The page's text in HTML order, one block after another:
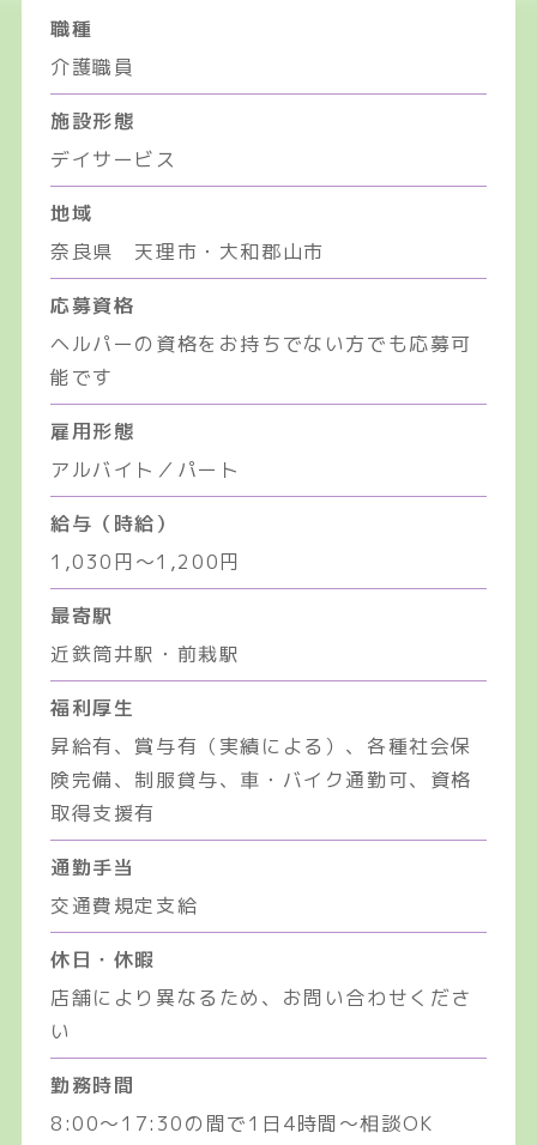
職種
介護職員
施設形態
デイサービス
地域
奈良県 天理市・大和郡山市
応募資格
ヘルパーの資格をお持ちでない方でも応募可
能です
雇用形態
アルバイト／パート
給与（時給）
1,030円～1,200円
最寄駅
近鉄筒井駅・前栽駅
福利厚生
昇給有、賞与有（実績による）、各種社会保
険完備、制服貸与、車・バイク通勤可、資格
取得支援有
通勤手当
交通費規定支給
休日・休暇
店舗により異なるため、お問い合わせくださ
い
勤務時間
8:00〜17:30の間で1日4時間〜相談OK